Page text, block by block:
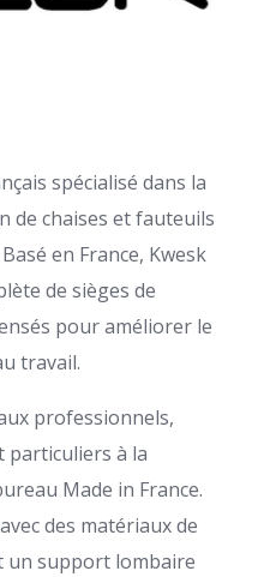
spécialisé dans la
de chaises et fauteuils
en France, Kwesk
de sièges de
pour améliorer le
travail.
professionnels,
particuliers à la
Made in France.
des matériaux de
un support lombaire